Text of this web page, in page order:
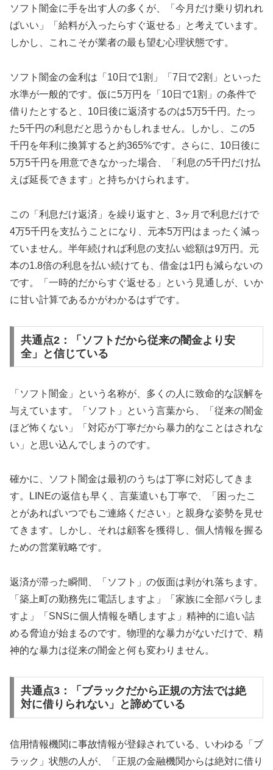
ソフト闇金に手を出す人の多くが、「今月だけ乗り切れれ
ばいい」「給料が入ったらすぐ返せる」と考えています。
しかし、これこそが業者の最も望む心理状態です。
ソフト闇金の金利は「10日で1割」「7日で2割」といった
水準が一般的です。仮に5万円を「10日で1割」の条件で
借りたとすると、10日後に返済するのは5万5千円。たっ
た5千円の利息だと思うかもしれません。しかし、この5
千円を年利に換算すると約365%です。さらに、10日後に
5万5千円を用意できなかった場合、「利息の5千円だけ払
えば延長できます」と持ちかけられます。
この「利息だけ返済」を繰り返すと、3ヶ月で利息だけで
4万5千円を支払うことになり、元本5万円はまったく減っ
ていません。半年続ければ利息の支払い総額は9万円。元
本の1.8倍の利息を払い続けても、借金は1円も減らないの
です。「一時的だからすぐ返せる」という見通しが、いか
に甘い計算であるかがわかるはずです。
共通点2：「ソフトだから従来の闇金より安
全」と信じている
「ソフト闇金」という名称が、多くの人に致命的な誤解を
与えています。「ソフト」という言葉から、「従来の闇金
ほど怖くない」「対応が丁寧だから暴力的なことはされな
い」と思い込んでしまうのです。
確かに、ソフト闇金は最初のうちは丁寧に対応してきま
す。LINEの返信も早く、言葉遣いも丁寧で、「困ったこ
とがあればいつでもご連絡ください」と親身な姿勢を見せ
てきます。しかし、それは顧客を獲得し、個人情報を握る
ための営業戦略です。
返済が滞った瞬間、「ソフト」の仮面は剥がれ落ちます。
「築上町の勤務先に電話しますよ」「家族に全部バラしま
すよ」「SNSに個人情報を晒しますよ」精神的に追い詰
める脅迫が始まるのです。物理的な暴力がないだけで、精
神的な暴力は従来の闇金と何も変わりません。
共通点3：「ブラックだから正規の方法では絶
対に借りられない」と諦めている
信用情報機関に事故情報が登録されている、いわゆる「ブ
ラック」状態の人が、「正規の金融機関からは絶対に借り